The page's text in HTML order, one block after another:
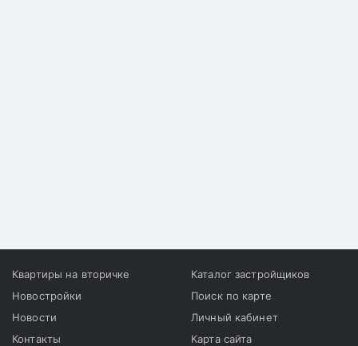
Квартиры на вторичке
Новостройки
Новости
Контакты
Каталог застройщиков
Поиск по карте
Личный кабинет
Карта сайта